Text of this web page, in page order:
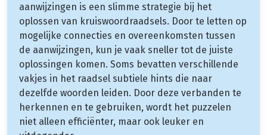
aanwijzingen is een slimme strategie bij het
oplossen van kruiswoordraadsels. Door te letten op
mogelijke connecties en overeenkomsten tussen
de aanwijzingen, kun je vaak sneller tot de juiste
oplossingen komen. Soms bevatten verschillende
vakjes in het raadsel subtiele hints die naar
dezelfde woorden leiden. Door deze verbanden te
herkennen en te gebruiken, wordt het puzzelen
niet alleen efficiënter, maar ook leuker en